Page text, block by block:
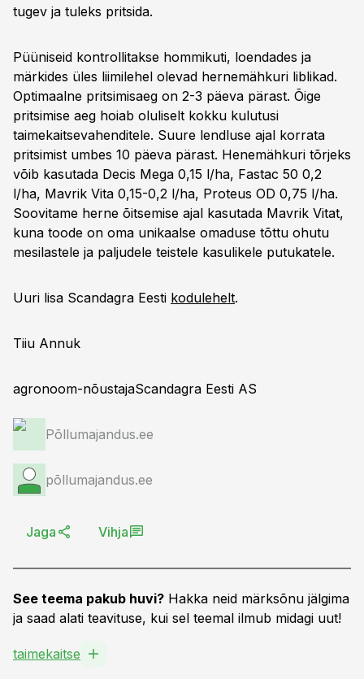
tugev ja tuleks pritsida.
Püüniseid kontrollitakse hommikuti, loendades ja
märkides üles liimilehel olevad hernemähkuri liblikad.
Optimaalne pritsimisaeg on 2-3 päeva pärast. Õige
pritsimise aeg hoiab oluliselt kokku kulutusi
taimekaitsevahenditele. Suure lendluse ajal korrata
pritsimist umbes 10 päeva pärast. Henemähkuri tõrjeks
võib kasutada Decis Mega 0,15 l/ha, Fastac 50 0,2
l/ha, Mavrik Vita 0,15-0,2 l/ha, Proteus OD 0,75 l/ha.
Soovitame herne õitsemise ajal kasutada Mavrik Vitat,
kuna toode on oma unikaalse omaduse tõttu ohutu
mesilastele ja paljudele teistele kasulikele putukatele.
Uuri lisa Scandagra Eesti kodulehelt.
Tiiu Annuk
agronoom-nõustajaScandagra Eesti AS
Põllumajandus.ee
põllumajandus.ee
Jaga Vihja
See teema pakub huvi? Hakka neid märksõnu jälgima
ja saad alati teavituse, kui sel teemal ilmub midagi uut!
taimekaitse